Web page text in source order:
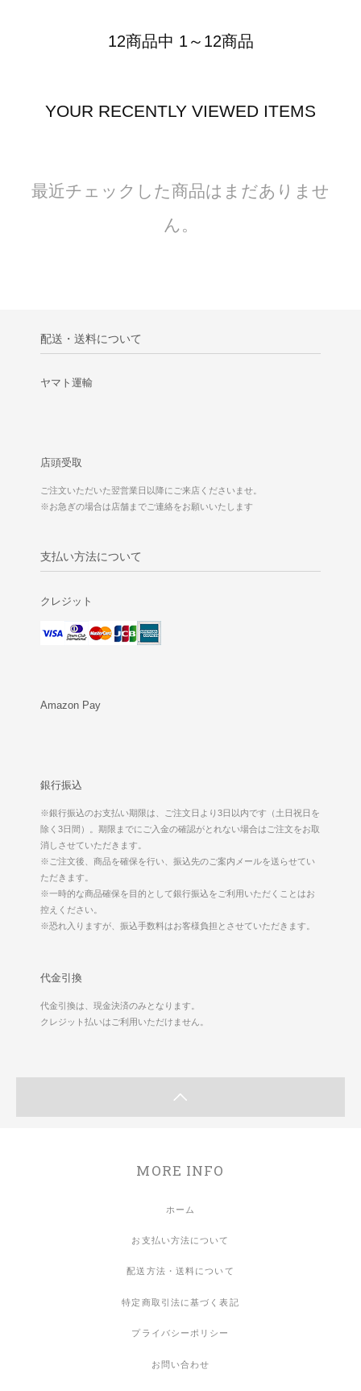
12商品中 1～12商品
YOUR RECENTLY VIEWED ITEMS
最近チェックした商品はまだありませ
ん。
配送・送料について
ヤマト運輸
店頭受取
ご注文いただいた翌営業日以降にご来店くださいませ。
※お急ぎの場合は店舗までご連絡をお願いいたします
支払い方法について
クレジット
Amazon Pay
銀行振込
※銀行振込のお支払い期限は、ご注文日より3日以内です（土日祝日を
除く3日間）。期限までにご入金の確認がとれない場合はご注文をお取
消しさせていただきます。
※ご注文後、商品を確保を行い、振込先のご案内メールを送らせてい
ただきます。
※一時的な商品確保を目的として銀行振込をご利用いただくことはお
控えください。
※恐れ入りますが、振込手数料はお客様負担とさせていただきます。
代金引換
代金引換は、現金決済のみとなります。
クレジット払いはご利用いただけません。
MORE INFO
ホーム
お支払い方法について
配送方法・送料について
特定商取引法に基づく表記
プライバシーポリシー
お問い合わせ